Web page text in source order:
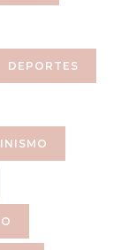
DEPORTES